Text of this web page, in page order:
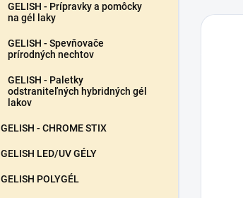
GELISH - Prípravky a pomôcky
na gél laky
GELISH - Spevňovače
prírodných nechtov
GELISH - Paletky
odstraniteľných hybridných gél
lakov
GELISH - CHROME STIX
GELISH LED/UV GÉLY
GELISH POLYGÉL